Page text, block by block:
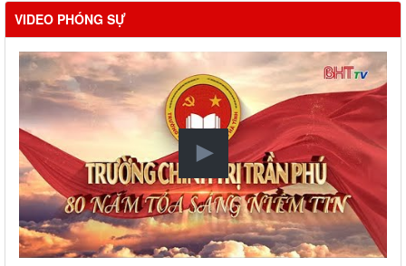
VIDEO PHÓNG SỰ